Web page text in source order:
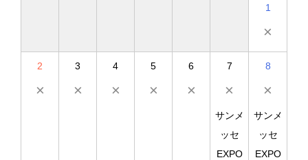
1
×
2
×
3
×
4
×
5
×
6
×
7
×
サンメ
ッセ
EXPO
8
×
サンメ
ッセ
EXPO